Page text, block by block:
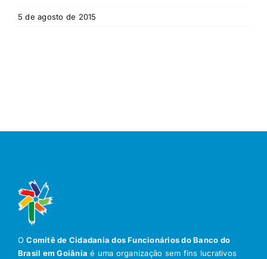
5 de agosto de 2015
OComitê de Cidadania dos Funcionários do Banco do
Brasil em Goiânia é uma organização sem fins lucrativos